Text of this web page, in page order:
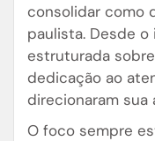
consolidar como
paulista. Desde
estruturada
dedicação ao
direcionaram sua
O foco sempre